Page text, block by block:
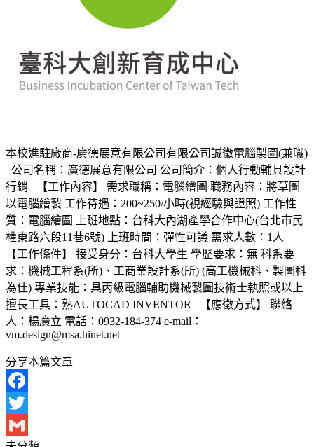
本校進駐廠商-廣德展意有限公司有限公司誠徵電腦製圖(兼職)
公司名稱：廣德展意有限公司 公司簡介：個人行動輔具設計
行銷 【工作內容】 需求職稱：電腦繪圖 職務內容：將草圖
以電腦繪製 工作待遇：200~250/小時(視經驗與證照) 工作性
質：電腦繪圖 上班地點：台科大內湖產學合作中心(台北市民
權東路六段11巷6號) 上班時間：彈性可議 需求人數：1人
【工作條件】 接受身分：台科大學生 學歷要求：無 科系要
求：機械工程系(所)、工商業設計系(所) (高工機械科、製圖科
為佳) 專業技能：具丙級電腦輔助機械製圖技術士執照或以上
擅長工具：熟AUTOCAD INVENTOR 【應徵方式】 聯絡
人：楊廣立 電話：0932-184-374 e-mail：
vm.design@msa.hinet.net
分享本篇文章
Facebook
Twitter